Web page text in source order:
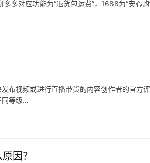
多对应功能为“退货包运费”，1688为“安心
布视频或进行直播带货的内容创作者的官方
同等级…
因？